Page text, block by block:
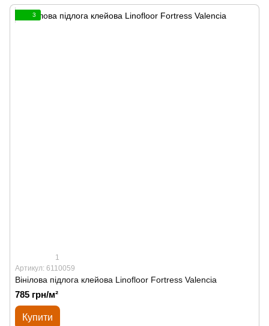
3
1
Артикул: 6110059
Вінілова підлога клейова Linofloor Fortress Valencia
785 грн/м²
Купити